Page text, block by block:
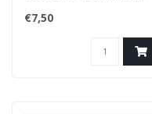
gantoise Box Royale,
ornée d'un ad..
€7,50